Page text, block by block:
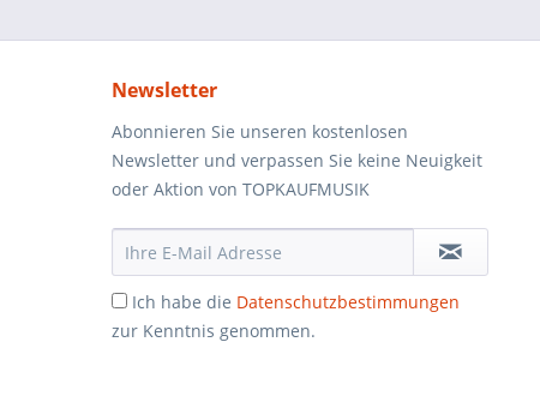
Newsletter
Abonnieren Sie unseren kostenlosen
Newsletter und verpassen Sie keine Neuigkeit
oder Aktion von TOPKAUFMUSIK
Ich habe die Datenschutzbestimmungen
zur Kenntnis genommen.